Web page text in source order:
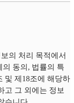
의 처리 목적에서
동의, 법률의 특
및 제18조에 해당하
고 그 외에는 정보